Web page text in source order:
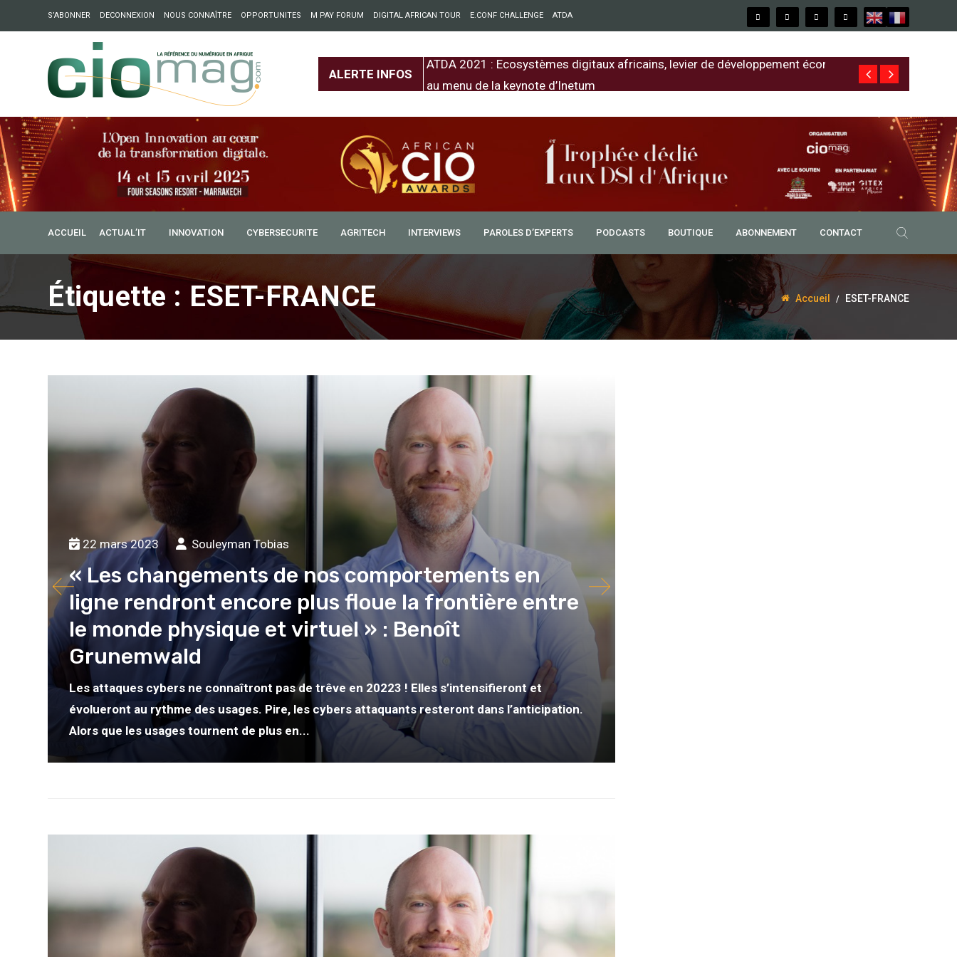
S’ABONNER DECONNEXION NOUS CONNAÎTRE OPPORTUNITES M PAY FORUM DIGITAL AFRICAN TOUR E.CONF CHALLENGE ATDA
ALERTE INFOS
: Partech Shaker lance Chapter54 pour créer des ponts entre l’Europe et
ATDA 2021 : Ecosystèmes digitaux africains, levier de développement économique
au menu de la keynote d’Inetum
Free au
ACCUEIL ACTUAL’IT INNOVATION CYBERSECURITE AGRITECH INTERVIEWS PAROLES D’EXPERTS PODCASTS BOUTIQUE ABONNEMENT CONTACT
Étiquette : ESET-FRANCE Accueil ESET-FRANCE
22 mars 2023 Souleyman Tobias
« Les changements de nos comportements en
ligne rendront encore plus floue la frontière entre
le monde physique et virtuel » : Benoît
Grunemwald
Les attaques cybers ne connaîtront pas de trêve en 20223 ! Elles s’intensifieront et
évolueront au rythme des usages. Pire, les cybers attaquants resteront dans l’anticipation.
Alors que les usages tournent de plus en...